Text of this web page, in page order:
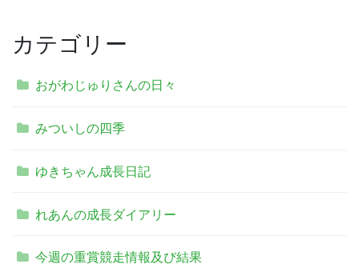
カテゴリー
おがわじゅりさんの日々
みついしの四季
ゆきちゃん成長日記
れあんの成長ダイアリー
今週の重賞競走情報及び結果